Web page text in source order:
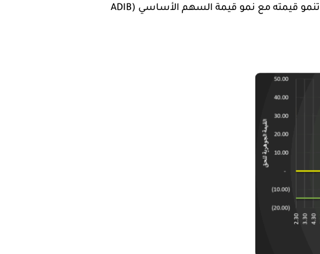
ولجعل الأمور أكثر وضوحًا، يتعين علينا النظر إلى الحقوق باعتبارها خيار شراء (call option) تنمو قيمته مع نمو قيمة السهم الأساسي (ADIB